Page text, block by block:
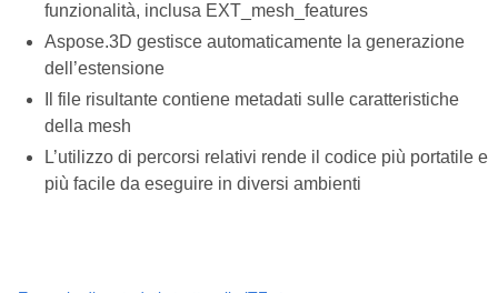
funzionalità, inclusa EXT_mesh_features
Aspose.3D gestisce automaticamente la generazione
dell’estensione
Il file risultante contiene metadati sulle caratteristiche
della mesh
L’utilizzo di percorsi relativi rende il codice più portatile e
più facile da eseguire in diversi ambienti